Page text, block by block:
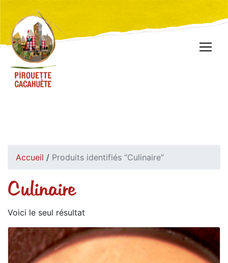
Accueil / Produits identifiés “Culinaire”
Culinaire
Voici le seul résultat